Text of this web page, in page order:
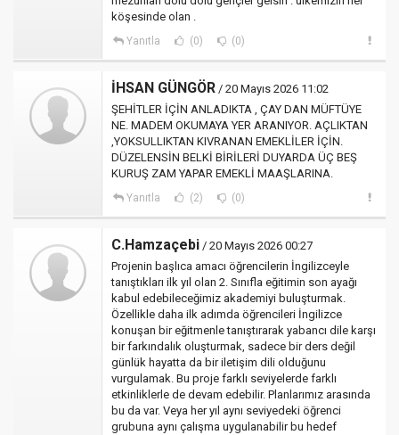
köşesinde olan .
Yanıtla (0) (0)
İHSAN GÜNGÖR / 20 Mayıs 2026 11:02
ŞEHİTLER İÇİN ANLADIKTA , ÇAY DAN MÜFTÜYE
NE. MADEM OKUMAYA YER ARANIYOR. AÇLIKTAN
,YOKSULLIKTAN KIVRANAN EMEKLİLER İÇİN.
DÜZELENSİN BELKİ BİRİLERİ DUYARDA ÜÇ BEŞ
KURUŞ ZAM YAPAR EMEKLİ MAAŞLARINA.
Yanıtla (2) (0)
C.Hamzaçebi / 20 Mayıs 2026 00:27
Projenin başlıca amacı öğrencilerin İngilizceyle
tanıştıkları ilk yıl olan 2. Sınıfla eğitimin son ayağı
kabul edebileceğimiz akademiyi buluşturmak.
Özellikle daha ilk adımda öğrencileri İngilizce
konuşan bir eğitmenle tanıştırarak yabancı dile karşı
bir farkındalık oluşturmak, sadece bir ders değil
günlük hayatta da bir iletişim dili olduğunu
vurgulamak. Bu proje farklı seviyelerde farklı
etkinliklerle de devam edebilir. Planlarımız arasında
bu da var. Veya her yıl aynı seviyedeki öğrenci
grubuna aynı çalışma uygulanabilir bu hedef